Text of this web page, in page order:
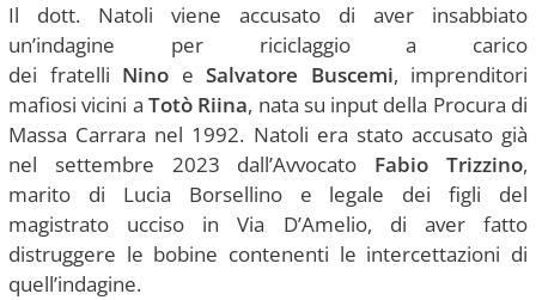
Il dott. Natoli viene accusato di aver insabbiato
un’indagine per riciclaggio a carico
dei fratelli Nino e Salvatore Buscemi, imprenditori
mafiosi vicini a Totò Riina, nata su input della Procura di
Massa Carrara nel 1992. Natoli era stato accusato già
nel settembre 2023 dall’Avvocato Fabio Trizzino,
marito di Lucia Borsellino e legale dei figli del
magistrato ucciso in Via D’Amelio, di aver fatto
distruggere le bobine contenenti le intercettazioni di
quell’indagine.